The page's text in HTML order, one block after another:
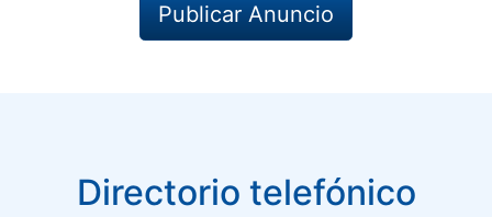
Publicar Anuncio
Directorio telefónico